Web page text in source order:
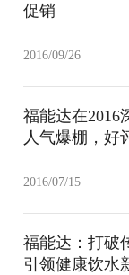
促销
2016/09/26
福能达在2016
人气爆棚，好
2016/07/15
福能达：打破
引领健康饮水